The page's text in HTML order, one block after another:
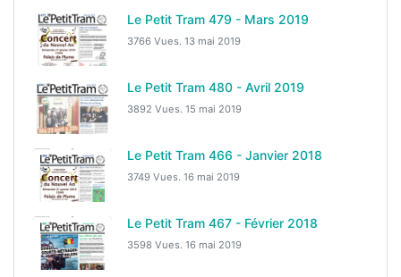
Le Petit Tram 479 - Mars 2019
3766 Vues. 13 mai 2019
Le Petit Tram 480 - Avril 2019
3892 Vues. 15 mai 2019
Le Petit Tram 466 - Janvier 2018
3749 Vues. 16 mai 2019
Le Petit Tram 467 - Février 2018
3598 Vues. 16 mai 2019